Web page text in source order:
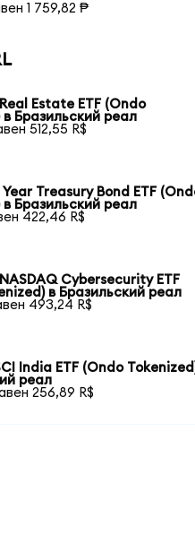
1 759,82 ₱
Estate ETF (Ondo
в Бразильский реал
512,55 R$
Year Treasury Bond ETF
в Бразильский реал
422,46 R$
Cybersecurity ETF
в Бразильский реал
493,24 R$
India ETF (Ondo
реал
256,89 R$